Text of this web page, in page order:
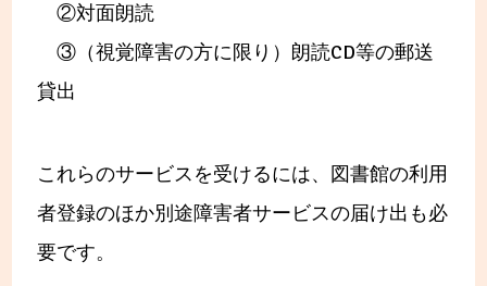
②対面朗読
③（視覚障害の方に限り）朗読CD等の郵送
貸出
これらのサービスを受けるには、図書館の利用
者登録のほか別途障害者サービスの届け出も必
要です。